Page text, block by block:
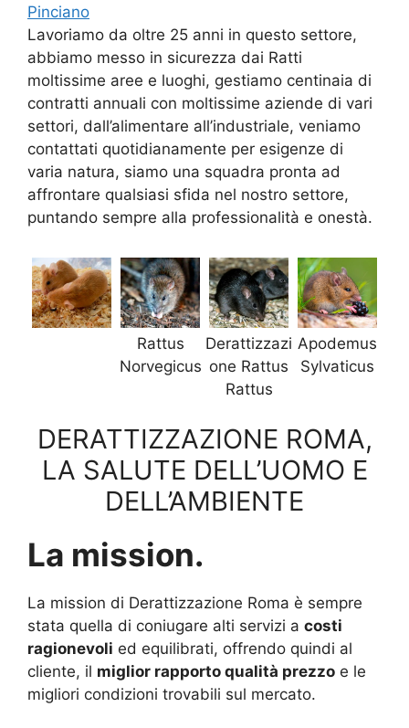
Pinciano
Lavoriamo da oltre 25 anni in questo settore,
abbiamo messo in sicurezza dai Ratti
moltissime aree e luoghi, gestiamo centinaia di
contratti annuali con moltissime aziende di vari
settori, dall’alimentare all’industriale, veniamo
contattati quotidianamente per esigenze di
varia natura, siamo una squadra pronta ad
affrontare qualsiasi sfida nel nostro settore,
puntando sempre alla professionalità e onestà.
Rattus
Norvegicus
Derattizzazi
one Rattus
Rattus
Apodemus
Sylvaticus
DERATTIZZAZIONE ROMA,
LA SALUTE DELL’UOMO E
DELL’AMBIENTE
La mission.
La mission di Derattizzazione Roma è sempre
stata quella di coniugare alti servizi a costi
ragionevoli ed equilibrati, offrendo quindi al
cliente, il miglior rapporto qualità prezzo e le
migliori condizioni trovabili sul mercato.